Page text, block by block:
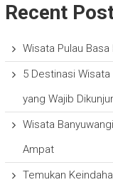
Recent
Wisata Pulau
5 Destinasi
yang Wajib
Wisata
Ampat
Temukan